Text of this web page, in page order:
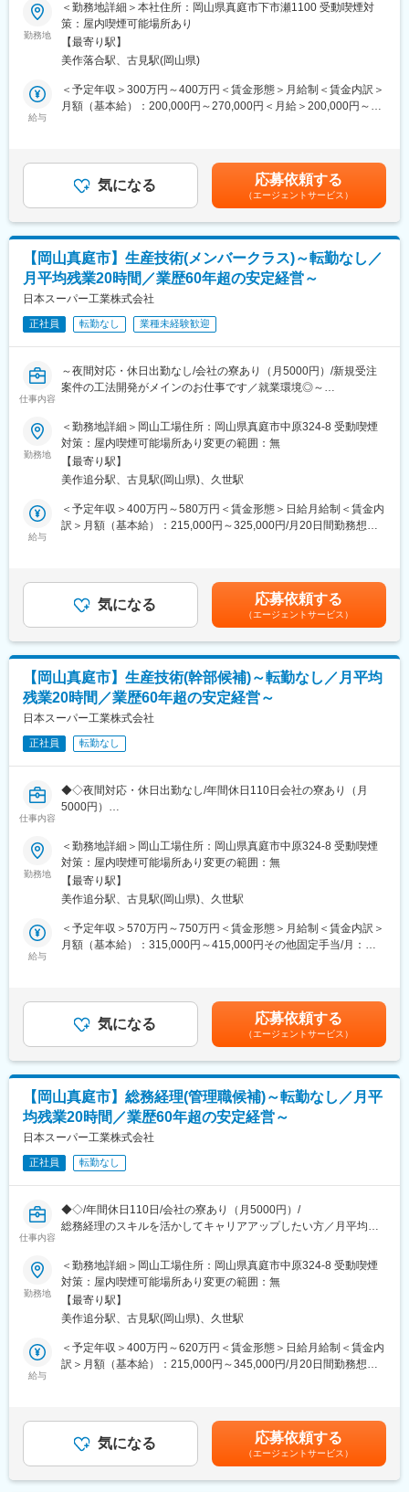
み、長く安定して勤められる環境を整えています。また、上司・
先輩との距離感が近いため質問しやすく、新しいことへの挑戦に
対しても背中を押してくれる職場で、20代、30代の若手社員もた
くさん活躍しております。
■仕事内容：
自動加工機の電気設備開発、設備のメンテナンス・不具合対応を
お任せします。
■業務詳細：
・自社開発以外の設備開発
◇営業技術課
・営業係3名
・生産技術係8名（機械設計7名、電気設備設計1名）
（1）長年培ってきた加工技術
本社工場はミノルタカメラの子会社として設立しました。マシニ
ングセンター、三次元測定機など充実した設備を保有しており、
カメラボディの機械加工で培ったノウハウを活かし、精密で高品
質な製品をお届けしています。
（2）金型製作から組立まで一貫生産
実用・最軽量のマグネシウム材料を成形し、機械加工から塗装・
印刷まで一貫生産しており、薄肉・複雑形状の高精度品の量産を
得意としています。
（3）働きやすい環境づくり
み、長く安定して勤められる環境を整えています。また、上司・
先輩との距離感が近いため質問しやすく、新しいことへの挑戦に
対しても背中を押してくれる職場で、20代、30代の若手社員もた
くさん活躍しております。
勤務地
＜勤務地詳細＞本社住所：岡山県真庭市下市瀬1100 受動喫煙対
策：屋内喫煙可能場所あり
【最寄り駅】
美作落合駅、古見駅(岡山県)
給与
＜予定年収＞300万円～400万円＜賃金形態＞月給制＜賃金内訳＞
月額（基本給）：200,000円～270,000円＜月給＞200,000円～
月給(月額)は固定手当を含めた表記です。
気になる 応募依頼する
（エージェントサービス）
【岡山真庭市】生産技術(メンバークラス)～転勤なし／
月平均残業20時間／業歴60年超の安定経営～
日本スーパー工業株式会社
正社員 転勤なし 業種未経験歓迎
仕事内容
～夜間対応・休日出勤なし/会社の寮あり（月5000円）/新規受注
案件の工法開発がメインのお仕事です／就業環境◎～
■採用背景
当社は主に旋盤加工および旋盤の量産加工を行っていますが、今
後は中量や少量の生産にも対応していく必要があります。そのた
め、新たな知見を取り入れ、部署全体の実力を向上させることを
求めています。
■職務内容
得
・加工法の検討、加工プログラムの作成/改善
・量産段階における工程設計、品質安定化に向けた治具、装置の
開発や設計
・量産工程の改善策の検討と対策の実行 など
※新規開発にチャレンジし製造部門における中核メンバーとしての
活躍に期待します。
■岡山工場の役割
グループ企業計5社の国内拠点としては最大の量産工場としての機
能を有し、開発から量産までダイナミックな生産活動を展開して
おります。
■働き方
・夜間対応や休日出勤は基本的にございません。
・残業月20時間以内
・年間休日110日
変更の範囲：会社の定める業務
勤務地
＜勤務地詳細＞岡山工場住所：岡山県真庭市中原324-8 受動喫煙
対策：屋内喫煙可能場所あり変更の範囲：無
【最寄り駅】
美作追分駅、古見駅(岡山県)、久世駅
給与
＜予定年収＞400万円～580万円＜賃金形態＞日給月給制＜賃金内
訳＞月額（基本給）：215,000円～325,000円/月20日間勤務想定
前年度実績：5ヶ月分■モデル年収（1）(年収400万円) 月額固定
給24.5万＋時間外(20H平均)＋ 賞与■モデル年収（2）（年収600
万円） 月額固定給33万＋時間外(20H平均)＋ 賞与賃金はあくま
でも目安の金額であり、選考を通じて上下する可能性がありま
す。月給(月額)は固定手当を含めた表記です。
気になる 応募依頼する
（エージェントサービス）
【岡山真庭市】生産技術(幹部候補)～転勤なし／月平均
残業20時間／業歴60年超の安定経営～
日本スーパー工業株式会社
正社員 転勤なし
仕事内容
◆◇夜間対応・休日出勤なし/年間休日110日会社の寮あり（月
5000円）
間／就業環境◎】
■募集背景
ハードディスクドライブ搭載の精密加工部品で世界最大のシェア
を確保し成長を遂げてきました
現在は第二創業期として更なる成長に向けて先端産業分野での新
規受注を増やしており、開発部門の中核を担う技術者を募集しま
・夜間対応や休日出勤は基本的にございません。
・残業月20時間以内
■職務内容
超精密金属部品の試作、量産加工に関する生産技術業務
新規受注品の工法の開発と関連する以下の業
務
・加工法の検討、加工プログラムの設計改善
・工具選定
・加工治具や測定治具の設計製作
・試作品の立案と製作
・量産段階における工程設計、品質安定化に向けた治具、装置の
開発や設計
※新規開発にチャレンジし製造部門における管理メンバーとしての
活躍に期待します。
※将来はマネジメント業務への参画期待もあるポジションです。
グループ企業計5社の国内拠点としては最大の量産工場としての機
能を有し、開発から量産までダイナミックな生産活動を展開して
勤務地
＜勤務地詳細＞岡山工場住所：岡山県真庭市中原324-8 受動喫煙
対策：屋内喫煙可能場所あり変更の範囲：無
【最寄り駅】
美作追分駅、古見駅(岡山県)、久世駅
給与
＜予定年収＞570万円～750万円＜賃金形態＞月給制＜賃金内訳＞
月額（基本給）：315,000円～415,000円その他固定手当/月：
■モデル年収（1）(年収600万円) 月額固定給29.5万＋時間外手
当（20H平均）＋ 賞与■モデル年収（2）（年収750万円） 月額
固定給41.5万＋ 賞与賃金はあくまでも目安の金額であり、選考を
通じて上下する可能性があります。月給(月額)は固定手当を含めた
表記です。
気になる 応募依頼する
（エージェントサービス）
【岡山真庭市】総務経理(管理職候補)～転勤なし／月平
均残業20時間／業歴60年超の安定経営～
日本スーパー工業株式会社
正社員 転勤なし
仕事内容
◆◇/年間休日110日/会社の寮あり（月5000円）/
総務経理のスキルを活かしてキャリアアップしたい方／月平均残
■募集背景
ハードディスクドライブ搭載の精密加工部品で世界最大のシェア
を確保し成長を遂げてきました。現在は第二創業期として更なる
成長に向けて先端産業分野での新規受注を増やしており、縁の下
の力持ちとなってくれるような総務経理の経験者の方を募集しま
す。
・年間休日110日（有給奨励日を含むと115日）
・会社の寮あり（独身寮、家族寮ともに月5000円）
勤務地
＜勤務地詳細＞岡山工場住所：岡山県真庭市中原324-8 受動喫煙
対策：屋内喫煙可能場所あり変更の範囲：無
【最寄り駅】
美作追分駅、古見駅(岡山県)、久世駅
給与
＜予定年収＞400万円～620万円＜賃金形態＞日給月給制＜賃金内
訳＞月額（基本給）：215,000円～345,000円/月20日間勤務想定
7月 12月）※前年度実績：5ヶ月分■モデル年収（1）(年収400万
円) 月額固定給24.5万＋時間外(20H平均＋ 賞与■モデル年収
（2）（年収680万円） 月額固定給34.5万＋時間外(20H平均＋
賞与賃金はあくまでも目安の金額であり、選考を通じて上下する
気になる 応募依頼する
（エージェントサービス）